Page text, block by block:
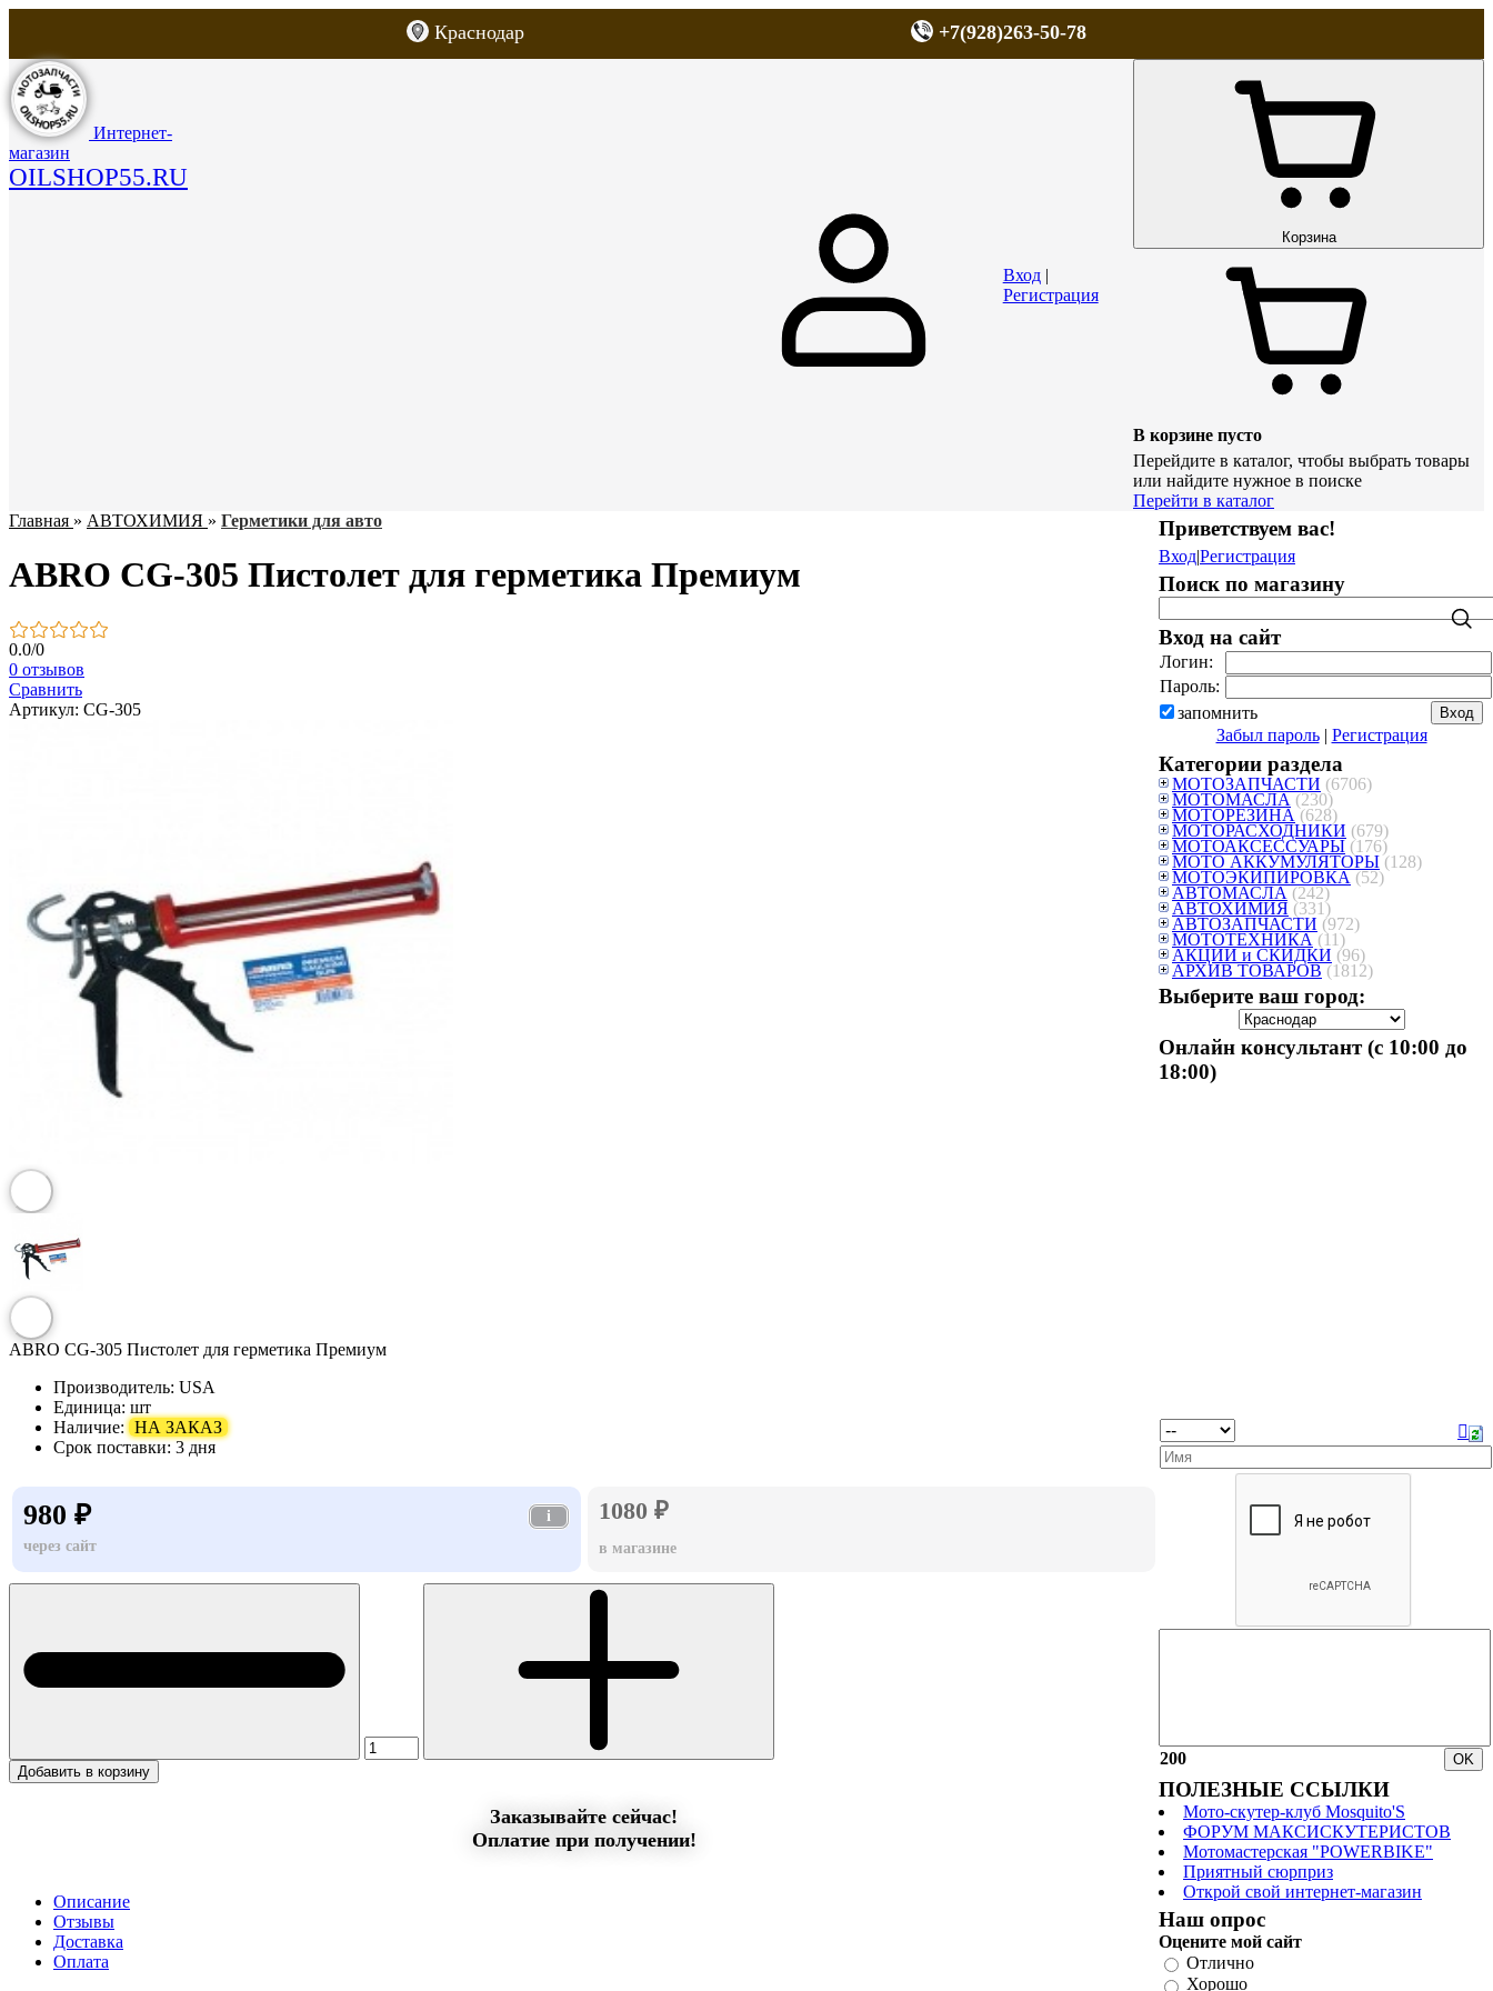
Краснодар +7(928)263-50-78
Интернет-
магазин
OILSHOP55.RU
ДОСТАВКА
Вход|
Регистрация
Корзина
В корзине пусто
Перейдите в каталог, чтобы выбрать товары
или найдите нужное в поиске
Перейти в каталог
Главная » АВТОХИМИЯ » Герметики для авто
ABRO CG-305 Пистолет для герметика Премиум
0.0/0
0 отзывов
Сравнить
Артикул: CG-305
ABRO CG-305 Пистолет для герметика Премиум
Производитель: USA
Единица: шт
Наличие: НА ЗАКАЗ
Срок поставки: 3 дня
980 ₽
i
через сайт
1080 ₽
в магазине
Добавить в корзину
Заказывайте сейчас!
Оплатие при получении!
Описание
Отзывы
Доставка
Оплата
Приветствуем вас!
Вход|Регистрация
Поиск по магазину
Вход на сайт
Логин:
Пароль:
запомнить
Забыл пароль| Регистрация
Категории раздела
МОТОЗАПЧАСТИ (6706)
МОТОМАСЛА (230)
МОТОРЕЗИНА (628)
МОТОРАСХОДНИКИ (679)
МОТОАКСЕССУАРЫ (176)
МОТО АККУМУЛЯТОРЫ (128)
МОТОЭКИПИРОВКА (52)
АВТОМАСЛА (242)
АВТОХИМИЯ (331)
АВТОЗАПЧАСТИ (972)
МОТОТЕХНИКА (11)
АКЦИИ и СКИДКИ (96)
АРХИВ ТОВАРОВ (1812)
Выберите ваш город:
Онлайн консультант (с 10:00 до
18:00)
200
ПОЛЕЗНЫЕ ССЫЛКИ
Мото-скутер-клуб Mosquito'S
ФОРУМ МАКСИСКУТЕРИСТОВ
Мотомастерская "POWERBIKE"
Приятный сюрприз
Открой свой интернет-магазин
Наш опрос
Оцените мой сайт
Отлично
Хорошо